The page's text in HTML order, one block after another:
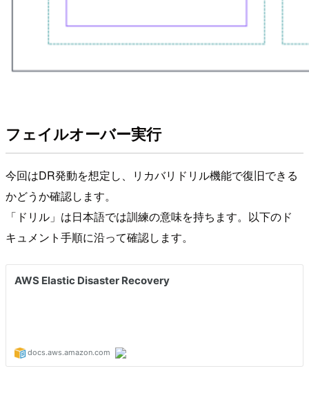
フェイルオーバー実行
今回はDR発動を想定し、リカバリドリル機能で復旧できる
かどうか確認します。
「ドリル」は日本語では訓練の意味を持ちます。以下のド
キュメント手順に沿って確認します。